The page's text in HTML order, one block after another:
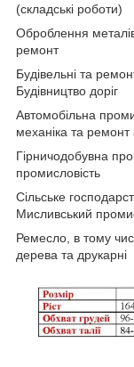
(складські роботи)
Оброблення
ремонт
Будівельні та
Будівництво доріг
Автомобільна
механіка та ремонт
Гірничодобувна
промисловість
Сільське
Мисливський
Ремесло, в тому
дерева та друкарні